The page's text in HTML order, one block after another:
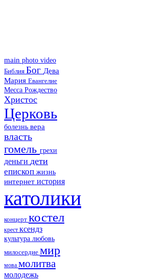
main photo video
Библия Бог Дева
Мария Евангелие
Месса Рождество
Христос
Церковь
болезнь вера
власть
гомель грехи
деньги дети
епископ жизнь
интернет история
католики
концерт костел
крест ксендз
культура любовь
милосердие мир
мова молитва
молодежь